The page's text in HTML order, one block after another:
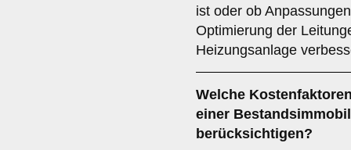
ist oder ob
Optimierung der
Heizungsanlage
Welche
einer
berücksichtigen?